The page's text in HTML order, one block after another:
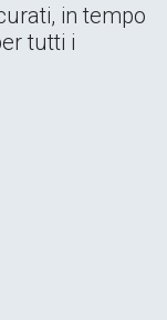
in tempo
tutti i